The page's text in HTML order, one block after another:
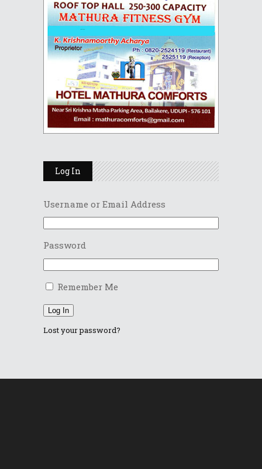
Log In
Username or Email Address
Password
Remember Me
Log In
Lost your password?